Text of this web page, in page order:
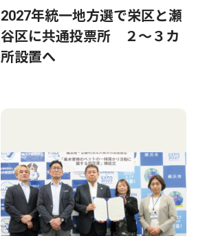
2027年統一地方選で栄区と瀬
谷区に共通投票所 ２〜３カ
所設置へ